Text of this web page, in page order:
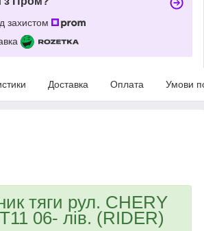
захистом
Доставка Оплата Умови
тяги рул. CHERY
06- лів. (RIDER)